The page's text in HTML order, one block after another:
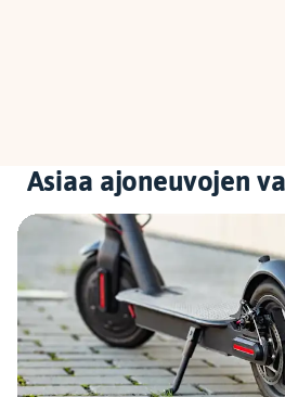
Asiaa ajoneuvojen